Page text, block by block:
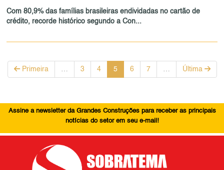
Com 80,9% das famílias brasileiras endividadas no cartão de
crédito, recorde histórico segundo a Con...
Primeira … 3 4 5 6 7 … Última
Assine a newsletter da Grandes Construções para receber as principais
notícias do setor em seu e-mail!